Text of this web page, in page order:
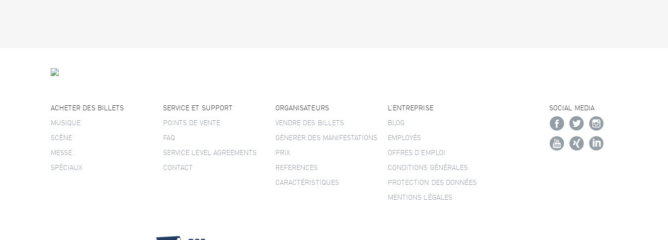
ACHETER DES BILLETS
MUSIQUE
SCÈNE
MESSE
SPÉCIAUX
SERVICE ET SUPPORT
POINTS DE VENTE
FAQ
SERVICE LEVEL AGREEMENTS
CONTACT
ORGANISATEURS
VENDRE DES BILLETS
GÉNERER DES MANIFESTATIONS
PRIX
REFERENCES
CARACTÉRISTIQUES
L’ENTREPRISE
BLOG
EMPLOYÉS
OFFRES D’EMPLOI
CONDITIONS GÉNÉRALES
PROTECTION DES DONNÉES
MENTIONS LÉGALES
SOCIAL MEDIA